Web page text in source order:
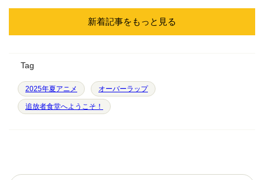
新着記事をもっと見る
Tag
2025年夏アニメ オーバーラップ
追放者食堂へようこそ！